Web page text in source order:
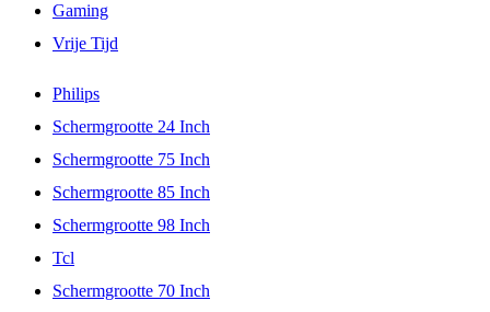
Gaming
Vrije Tijd
Philips
Schermgrootte 24 Inch
Schermgrootte 75 Inch
Schermgrootte 85 Inch
Schermgrootte 98 Inch
Tcl
Schermgrootte 70 Inch